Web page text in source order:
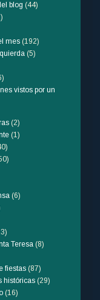
blog (44)
mes (192)
(5)
vistos por un
(2)
(1)
(6)
Teresa (8)
fiestas (87)
históricas (29)
(16)